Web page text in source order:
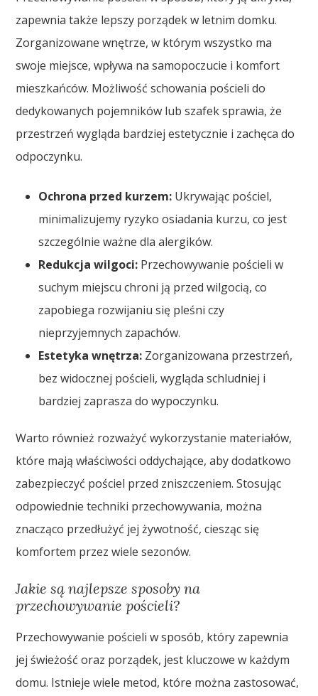
zapewnia także lepszy porządek w letnim domku.
Zorganizowane wnętrze, w którym wszystko ma
swoje miejsce, wpływa na samopoczucie i komfort
mieszkańców. Możliwość schowania pościeli do
dedykowanych pojemników lub szafek sprawia, że
przestrzeń wygląda bardziej estetycznie i zachęca do
odpoczynku.
Ochrona przed kurzem: Ukrywając pościel,
minimalizujemy ryzyko osiadania kurzu, co jest
szczególnie ważne dla alergików.
Redukcja wilgoci: Przechowywanie pościeli w
suchym miejscu chroni ją przed wilgocią, co
zapobiega rozwijaniu się pleśni czy
nieprzyjemnych zapachów.
Estetyka wnętrza: Zorganizowana przestrzeń,
bez widocznej pościeli, wygląda schludniej i
bardziej zaprasza do wypoczynku.
Warto również rozważyć wykorzystanie materiałów,
które mają właściwości oddychające, aby dodatkowo
zabezpieczyć pościel przed zniszczeniem. Stosując
odpowiednie techniki przechowywania, można
znacząco przedłużyć jej żywotność, ciesząc się
komfortem przez wiele sezonów.
Jakie są najlepsze sposoby na
przechowywanie pościeli?
Przechowywanie pościeli w sposób, który zapewnia
jej świeżość oraz porządek, jest kluczowe w każdym
domu. Istnieje wiele metod, które można zastosować,